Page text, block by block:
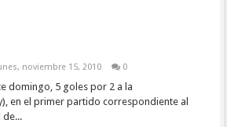
noviembre 15, 2010 0
domingo, 5 goles por 2 a la
en el primer partido correspondiente al
de...